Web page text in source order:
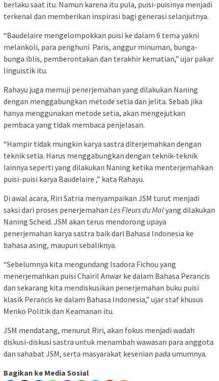
berlaku saat itu. Namun karena itu pula, puisi-puisinya menjadi
terkenal dan memberikan inspirasi bagi generasi selanjutnya.
“Baudelaire mengelompokkan puisi ke dalam 6 tema yakni
melankoli, para penghuni Paris, anggur minuman, bunga-
bunga iblis, pemberontakan dan terakhir kematian,” ujar pakar
linguistik itu.
Rahayu juga memuji penerjemahan yang dilakukan Naning
dengan menggabungkan metode setia dan jelita. Sebab jika
hanya menggunakan metode setia, akan mengejutkan
pembaca yang tidak membaca penjelasan.
“Hampir tidak mungkin karya sastra diterjemahkan dengan
teknik setia. Harus menggabungkan dengan teknik-teknik
lainnya seperti yang dilakukan Naning ketika menterjemahkan
puisi-puisi karya Baudelaire ,” kata Rahayu.
Di awal acara, Riri Satria menyampaikan JSM turut menjadi
saksi dari proses penerjemahan Les Fleurs du Malyang dilakukan
Naning Scheid. JSM akan terus mendorong upaya
penerjemahan karya sastra baik dari Bahasa Indonesia ke
bahasa asing, maupun sebaliknya.
“Sebelumnya kita mengundang Isadora Fichou yang
menerjemahkan puisi Chairil Anwar ke dalam Bahasa Perancis
dan sekarang kita mendiskusikan penerjemahan buku puisi
klasik Perancis ke dalam Bahasa Indonesia,” ujar staf khusus
Menko Politik dan Keamanan itu.
JSM mendatang, menurut Riri, akan fokus menjadi wadah
diskusi-diskusi sastra untuk menambah wawasan para anggota
dan sahabat JSM, serta masyarakat kesenian pada umumnya.
Bagikan ke Media Sosial